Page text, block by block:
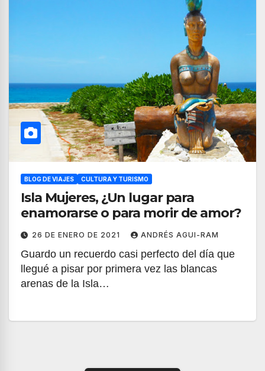
BLOG DE VIAJES CULTURA Y TURISMO
Isla Mujeres, ¿Un lugar para
enamorarse o para morir de amor?
26 DE ENERO DE 2021 ANDRÉS AGUI-RAM
Guardo un recuerdo casi perfecto del día que
llegué a pisar por primera vez las blancas
arenas de la Isla…